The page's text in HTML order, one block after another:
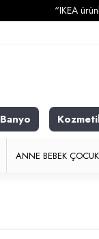
“IKEA
Banyo
ANNE BEBEK ÇOCUK